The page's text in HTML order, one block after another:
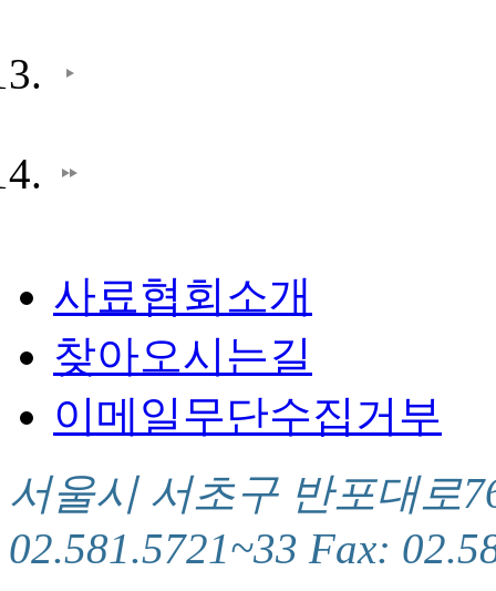
사료협회소개
찾아오시는길
이메일무단수집거부
서울시 서초구 반포대로
02.581.5721~33 Fax: